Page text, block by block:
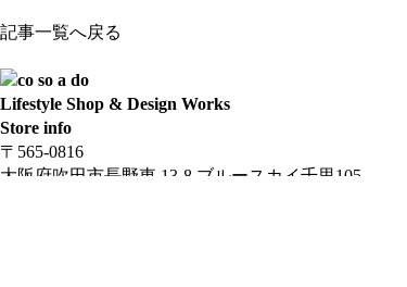
記事一覧へ戻る
Lifestyle Shop & Design Works
Store info
〒565-0816
大阪府吹田市長野東 13-8 ブルースカイ千里105